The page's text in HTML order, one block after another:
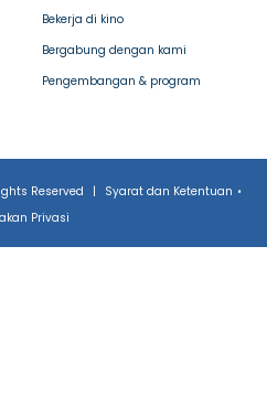
Bekerja di kino
Bergabung dengan kami
Pengembangan & program
Reserved | Syarat dan Ketentuan •
Privasi